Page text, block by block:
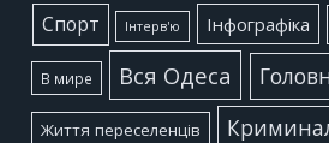
Cпорт Інтерв'ю Інфографіка
В мире Вся Одеса
Життя переселенців